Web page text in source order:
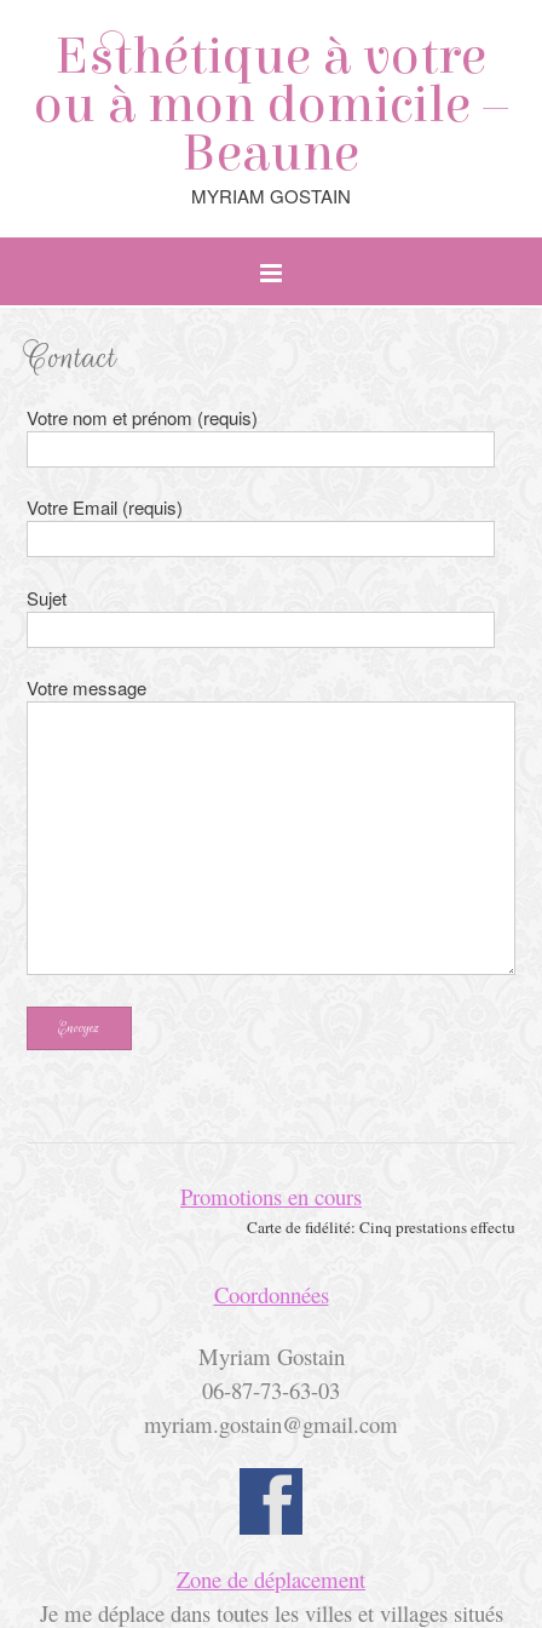
Esthétique à votre
ou à mon domicile –
Beaune
MYRIAM GOSTAIN
Contact
Votre nom et prénom (requis)
Votre Email (requis)
Sujet
Votre message
Promotions en cours
Carte de fidélité: Cinq prestations
Coordonnées
Myriam Gostain
06-87-73-63-03
myriam.gostain@gmail.com
Zone de déplacement
Je me déplace dans toutes les villes et villages situés